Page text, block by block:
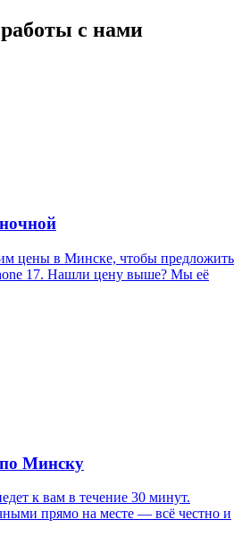
с нами
цены в Минске, чтобы предложить
17. Нашли цену выше? Мы её
Минску
к вам в течение 30 минут.
прямо на месте — всё честно и